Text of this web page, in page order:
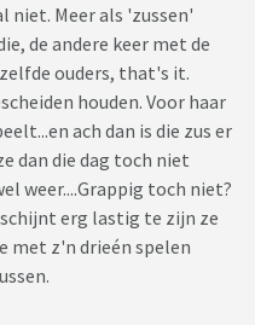
Meer als 'zussen'
de andere keer met de
ouders, that's it.
houden. Voor haar
ach dan is die zus er
dan die dag toch niet
weer....Grappig toch niet?
erg lastig te zijn ze
met z'n drieén spelen